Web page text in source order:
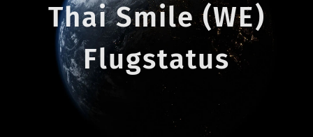
Thai Smile (WE)
Flugstatus